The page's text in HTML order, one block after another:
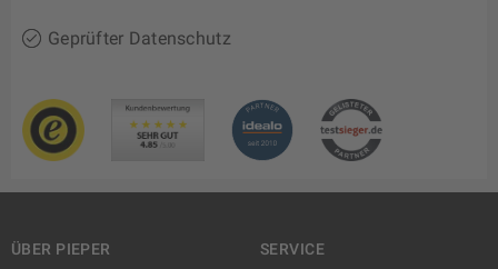
Geprüfter Datenschutz
ÜBER PIEPER
SERVICE